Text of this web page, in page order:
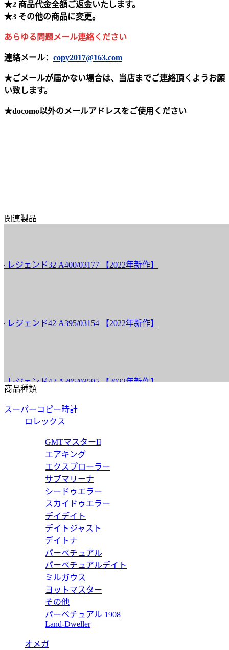
★2 商品代金全額ご返金いたします。
★3 その他の商品に変更。
あらゆる問題メール連絡ください
連絡メール： copy2017@163.com
★ごメールが届かない場合は、当店までご連絡頂くようお願
い致します。
★docomo以外のメールアドレスをご使用ください
関連製品
ンド32 A400/03177 【2022年新作】
ンド42 A395/03154 【2022年新作】
ンド42 A395/03595 【2022年新作】
ンド42 A395/04007 【2022年新作】
JO01 ヘリテージ バブルゲーム ジョーカー 88本限定 【2017
CA01 ヘリテージ バブルゲーム リミテッド 限定生産288本 【
ゴールデンブリッジ 【2017年新作】
商品種類
スーパーコピー時計
ロレックス
GMTマスターII
エアキング
エクスプローラー
サブマリーナ
シードゥエラー
スカイドゥエラー
デイデイト
デイトジャスト
デイトナ
パーペチュアル
パーペチュアルデイト
ミルガウス
ヨットマスター
その他
パーペチュアル 1908
Land-Dweller
オメガ